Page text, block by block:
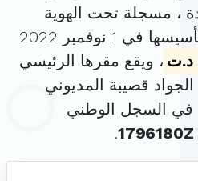
، مسجلة تحت الهوية
. تم تأسيسها في 1 نوفمبر 2022
، ويقع مقرها الرئيسي
قصيبة المديوني
في السجل الوطني
1796180Z
.